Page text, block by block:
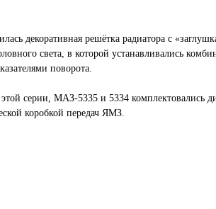
декоративная решётка радиатора с
света, в которой устанавливались
поворота.
серии, МАЗ-5335 и 5334 комплектовались
коробкой передач ЯМЗ.